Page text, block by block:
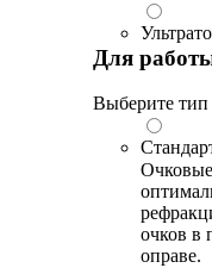
Для
Выберите тип
очков в
оправе.